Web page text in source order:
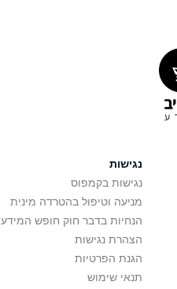
נגישות
נגישות בקמפוס
מניעה וטיפול בהטרדה מינית
הנחיות בדבר חוק חופש המידע
הצהרת נגישות
הגנת הפרטיות
תנאי שימוש